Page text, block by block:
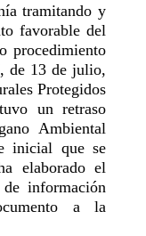
tramitando y
favorable del
procedimiento
de 13 de julio,
Protegidos
un retraso
Ambiental
inicial que se
elaborado el
información
a la